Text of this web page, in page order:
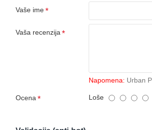
Vaše ime
Vaša recenzija
Napomena: Urban
Ocena Loše